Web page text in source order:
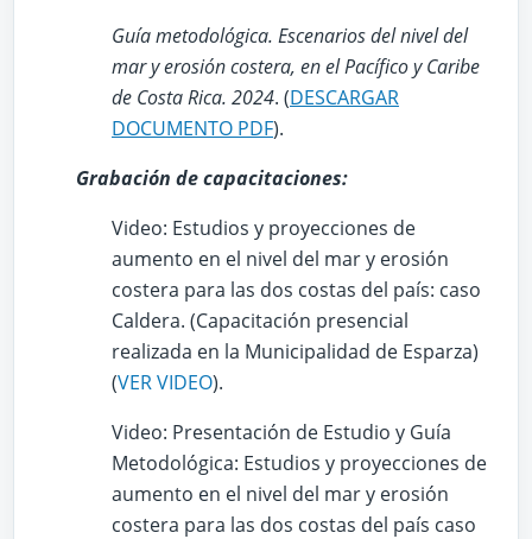
Guía metodológica. Escenarios del nivel del
mar y erosión costera, en el Pacífico y Caribe
de Costa Rica. 2024. (DESCARGAR
DOCUMENTO PDF).
Grabación de capacitaciones:
Video: Estudios y proyecciones de
aumento en el nivel del mar y erosión
costera para las dos costas del país: caso
Caldera. (Capacitación presencial
realizada en la Municipalidad de Esparza)
(VER VIDEO).
Video: Presentación de Estudio y Guía
Metodológica: Estudios y proyecciones de
aumento en el nivel del mar y erosión
costera para las dos costas del país caso